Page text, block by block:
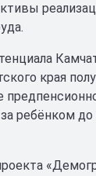
края
ребёнком